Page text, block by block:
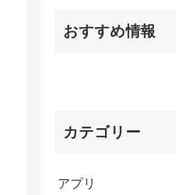
おすすめ情報
カテゴリー
アプリ